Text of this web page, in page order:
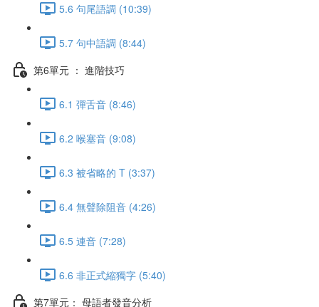
5.6 句尾語調 (10:39)
5.7 句中語調 (8:44)
第6單元 ： 進階技巧
6.1 彈舌音 (8:46)
6.2 喉塞音 (9:08)
6.3 被省略的 T (3:37)
6.4 無聲除阻音 (4:26)
6.5 連音 (7:28)
6.6 非正式縮獨字 (5:40)
第7單元： 母語者發音分析